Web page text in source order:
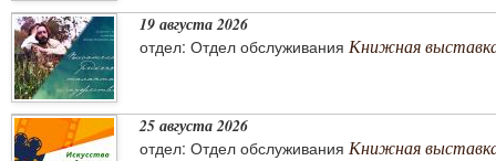
19 августа 2026
отдел: Отдел обслуживания Книжная
25 августа 2026
отдел: Отдел обслуживания Книжная